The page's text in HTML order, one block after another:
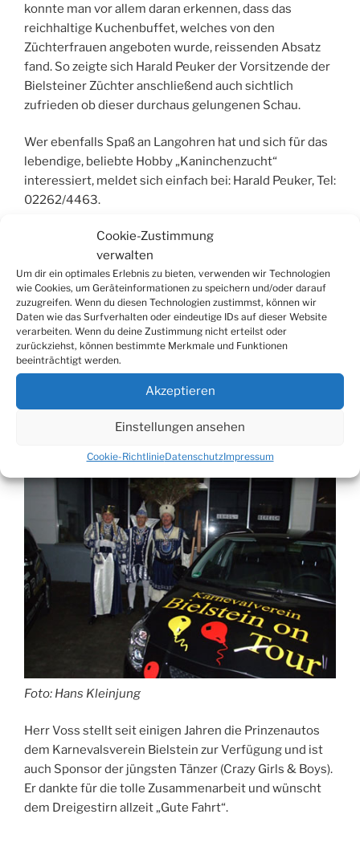
Cookie-Zustimmung
verwalten
Um dir ein optimales Erlebnis zu bieten, verwenden wir Technologien
wie Cookies, um Geräteinformationen zu speichern und/oder darauf
zuzugreifen. Wenn du diesen Technologien zustimmst, können wir
Daten wie das Surfverhalten oder eindeutige IDs auf dieser Website
verarbeiten. Wenn du deine Zustimmung nicht erteilst oder
zurückziehst, können bestimmte Merkmale und Funktionen
beeinträchtigt werden.
Akzeptieren
Einstellungen ansehen
Cookie-RichtlinieDatenschutzImpressum
konnte man vor allem daran erkennen, dass das
reichhaltige Kuchenbuffet, welches von den
Züchterfrauen angeboten wurde, reissenden Absatz
fand. So zeigte sich Harald Peuker der Vorsitzende der
Bielsteiner Züchter anschließend auch sichtlich
zufrieden ob dieser durchaus gelungenen Schau.
Wer ebenfalls Spaß an Langohren hat und sich für das
lebendige, beliebte Hobby „Kaninchenzucht“
interessiert, meldet sich einfach bei: Harald Peuker, Tel:
02262/4463.
David Schiefen
VERÖFFENTLICHT
AM
19. NOVEMBER 2009
Prinzenautos für das Bielsteiner
Dreigestirn
Bei einem kleinen Sektempfang wurden am Montag,
Gummersbach dem Bielsteiner Dreigestirn die
Foto: Hans Kleinjung
Herr Voss stellt seit einigen Jahren die Prinzenautos
dem Karnevalsverein Bielstein zur Verfügung und ist
auch Sponsor der jüngsten Tänzer (Crazy Girls & Boys).
Er dankte für die tolle Zusammenarbeit und wünscht
dem Dreigestirn allzeit „Gute Fahrt“.